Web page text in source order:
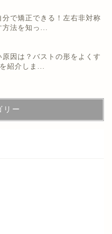
分で矯正できる！左右非対称
法を知っ...
原因は？バストの形をよくす
紹介しま...
リー